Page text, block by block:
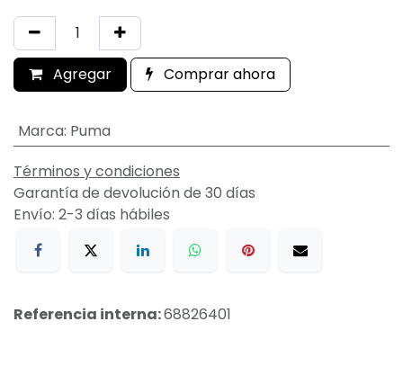
Agregar Comprar ahora
Marca: Puma
Términos y condiciones
Garantía de devolución de 30 días
Envío: 2-3 días hábiles
Referencia interna:68826401